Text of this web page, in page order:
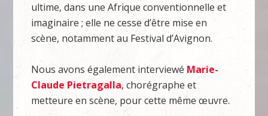
ultime, dans une Afrique conventionnelle et
imaginaire ; elle ne cesse d’être mise en
scène, notamment au Festival d’Avignon.
Nous avons également interviewé Marie-
Claude Pietragalla, chorégraphe et
metteure en scène, pour cette même œuvre.